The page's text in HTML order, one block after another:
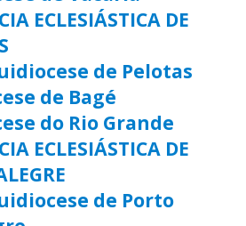
ECLESIÁSTICA DE
de Pelotas
de Bagé
do Rio Grande
ECLESIÁSTICA DE
de Porto